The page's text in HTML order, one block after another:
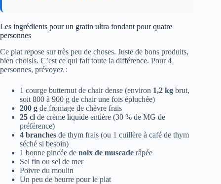
Les ingrédients pour un gratin ultra fondant pour quatre
personnes
Ce plat repose sur très peu de choses. Juste de bons produits,
bien choisis. C’est ce qui fait toute la différence. Pour 4
personnes, prévoyez :
1 courge butternut de chair dense (environ 1,2 kg brut,
soit 800 à 900 g de chair une fois épluchée)
200 g de fromage de chèvre frais
25 cl de crème liquide entière (30 % de MG de
préférence)
4 branches de thym frais (ou 1 cuillère à café de thym
séché si besoin)
1 bonne pincée de noix de muscade râpée
Sel fin ou sel de mer
Poivre du moulin
Un peu de beurre pour le plat